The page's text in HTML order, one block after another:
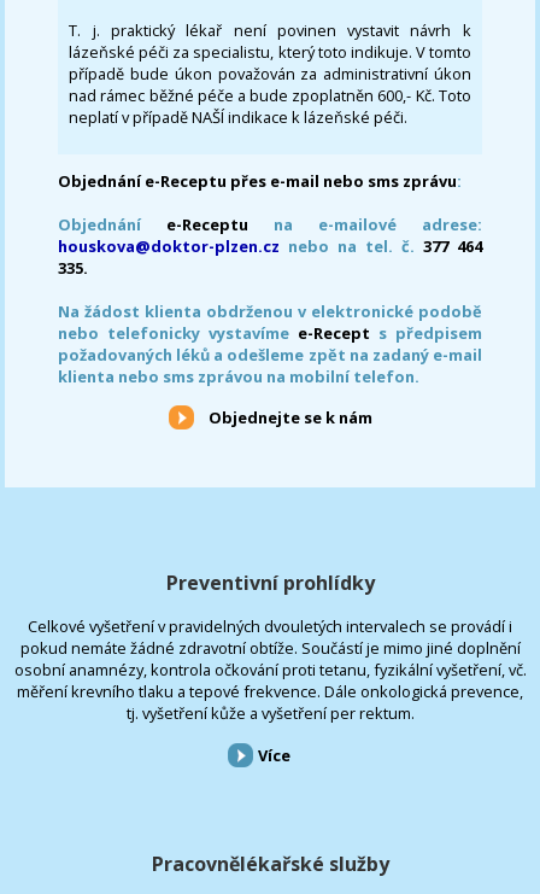
T. j. praktický lékař není povinen vystavit návrh k
lázeňské péči za specialistu, který toto indikuje. V tomto
případě bude úkon považován za administrativní úkon
nad rámec běžné péče a bude zpoplatněn 600,- Kč. Toto
neplatí v případě NAŠÍ indikace k lázeňské péči.
Objednání e-Receptu přes e-mail nebo sms zprávu:
Objednání e-Receptu na e-mailové adrese:
houskova@doktor-plzen.cz nebo na tel. č. 377 464
335.
Na žádost klienta obdrženou v elektronické podobě
nebo telefonicky vystavíme e-Recept s předpisem
požadovaných léků a odešleme zpět na zadaný e-mail
klienta nebo sms zprávou na mobilní telefon.
Objednejte se k nám
Preventivní prohlídky
Celkové vyšetření v pravidelných dvouletých intervalech se provádí i
pokud nemáte žádné zdravotní obtíže. Součástí je mimo jiné doplnění
osobní anamnézy, kontrola očkování proti tetanu, fyzikální vyšetření, vč.
měření krevního tlaku a tepové frekvence. Dále onkologická prevence,
tj. vyšetření kůže a vyšetření per rektum.
Více
Pracovnělékařské služby